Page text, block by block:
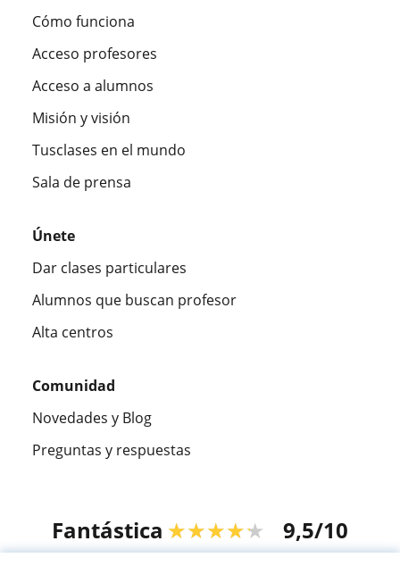
Cómo funciona
Acceso profesores
Acceso a alumnos
Misión y visión
Tusclases en el mundo
Sala de prensa
Únete
Dar clases particulares
Alumnos que buscan profesor
Alta centros
Comunidad
Novedades y Blog
Preguntas y respuestas
Fantástica ★★★★★ 9,5/10